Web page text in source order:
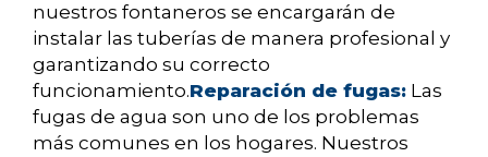
nuestros fontaneros se encargarán de
instalar las tuberías de manera profesional y
garantizando su correcto
funcionamiento.Reparación de fugas: Las
fugas de agua son uno de los problemas
más comunes en los hogares. Nuestros